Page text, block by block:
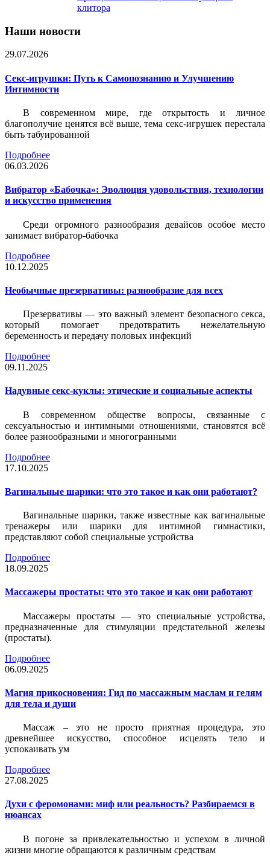
клитора
Наши новости
29.07.2026
Секс-игрушки: Путь к Самопознанию и Улучшению
Интимности
В современном мире, где открытость и личное
благополучие ценятся всё выше, тема секс-игрушек перестала
быть табуированной
Подробнее
06.03.2026
Вибратор «Бабочка»: Эволюция удовольствия, технологии
и искусство применения
Среди огромного разнообразия девайсов особое место
занимает вибратор-бабочка
Подробнее
10.12.2025
Необычные презервативы: разнообразие для всех
Презервативы — это важный элемент безопасного секса,
который помогает предотвратить нежелательную
беременность и передачу половых инфекций
Подробнее
09.11.2025
Надувные секс-куклы: этические и социальные аспекты
В современном обществе вопросы, связанные с
сексуальностью и интимными отношениями, становятся всё
более разнообразными и многогранными
Подробнее
17.10.2025
Вагинальные шарики: что это такое и как они работают?
Вагинальные шарики, также известные как вагинальные
тренажеры или шарики для интимной гимнастики,
представляют собой специальные устройства
Подробнее
18.09.2025
Массажеры простаты: что это такое и как они работают
Массажеры простаты — это специальные устройства,
предназначенные для стимуляции предстательной железы
(простаты).
Подробнее
06.09.2025
Магия прикосновения: Гид по массажным маслам и гелям
для тела и души
Массаж – это не просто приятная процедура, это
древнейшее искусство, способное исцелять тело и
успокаивать ум
Подробнее
27.08.2025
Духи с феромонами: миф или реальность? Разбираемся в
нюансах
В погоне за привлекательностью и успехом в личной
жизни многие обращаются к различным средствам